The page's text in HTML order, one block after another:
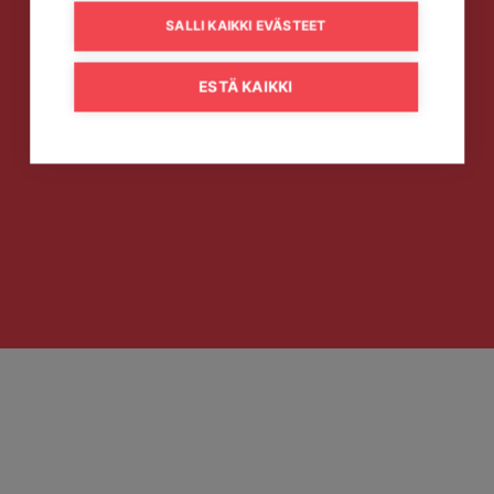
SALLI KAIKKI EVÄSTEET
ESTÄ KAIKKI